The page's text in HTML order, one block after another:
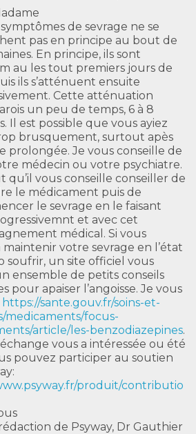
de sevrage ne se
pas en principe au bout de
En principe, ils sont
au les tout premiers jours de
ils s’atténuent ensuite
Cette atténuation
un peu de temps, 6 à 8
Il est possible que vous ayiez
brusquement, surtout apès
prolongée. Je vous conseille de
médecin ou votre psychiatre.
qu’il vous conseille conseiller de
le médicament puis de
le sevrage en le faisant
et avec cet
médical. Si vous
maintenir votre sevrage en l’état
soufrir, un site officiel vous
ensemble de petits conseils
pour apaiser l’angoisse. Je vous
https://sante.gouv.fr/soins-et-
medicaments/focus-
article/les-benzodiazepines.
vous a intéressée ou été
pouvez participer au soutien
produit/contributio
de Psyway, Dr Gauthier